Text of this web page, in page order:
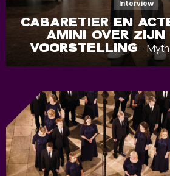
Interview
CABARETIER EN
AMINI OVER ZIJN
VOORSTELLING-